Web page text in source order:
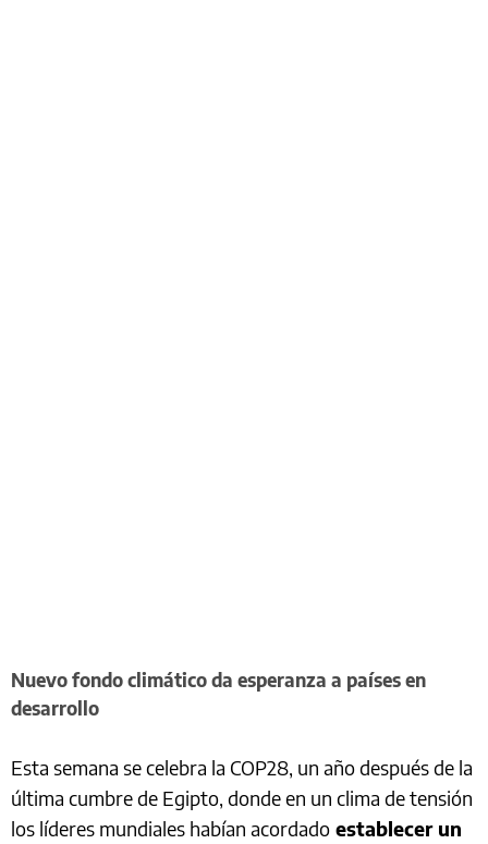
Nuevo fondo climático da esperanza a países en
desarrollo
Esta semana se celebra la COP28, un año después de la
última cumbre de Egipto, donde en un clima de tensión
los líderes mundiales habían acordado establecer un